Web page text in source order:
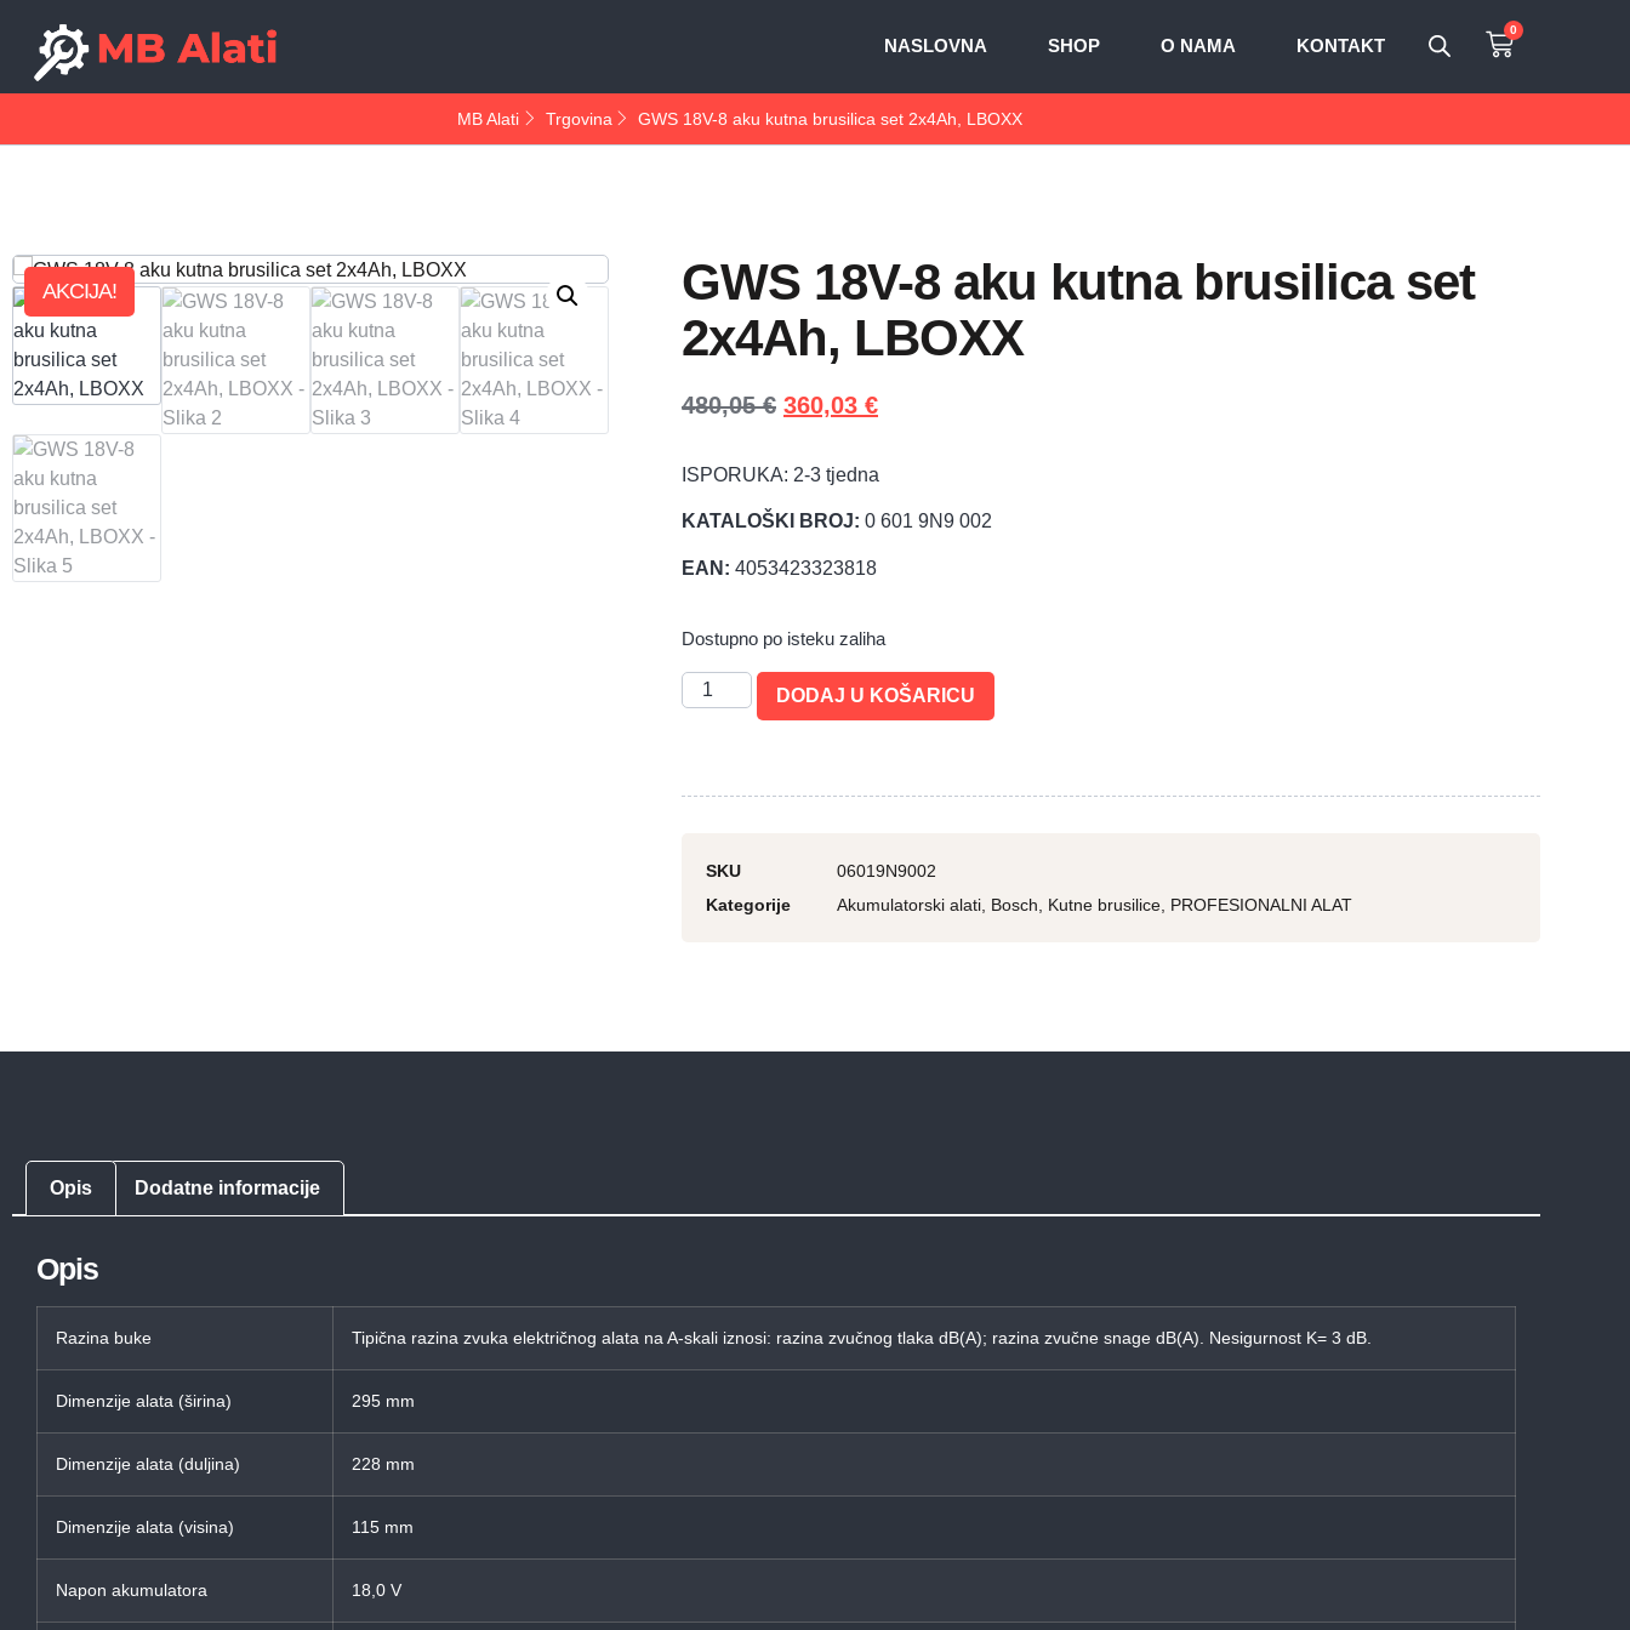
NASLOVNA SHOP O NAMA KONTAKT
0
MB Alati Trgovina GWS 18V-8 aku kutna brusilica set 2x4Ah, LBOXX
AKCIJA!
GWS 18V-8 aku kutna brusilica set
2x4Ah, LBOXX
480,05€ 360,03 €
ISPORUKA: 2-3 tjedna
KATALOŠKI BROJ: 0 601 9N9 002
EAN: 4053423323818
Dostupno po isteku zaliha
DODAJ U KOŠARICU
SKU
06019N9002
Kategorije
Akumulatorski alati Bosch Kutne brusilice PROFESIONALNI ALAT
Opis Dodatne informacije
Opis
Razina buke Tipična razina zvuka električnog alata na A-skali iznosi: razina zvučnog tlaka dB(A); razina zvučne snage dB(A). Nesigurnost K= 3 dB.
Dimenzije alata (širina) 295 mm
Dimenzije alata (duljina) 228 mm
Dimenzije alata (visina) 115 mm
Napon akumulatora 18,0 V